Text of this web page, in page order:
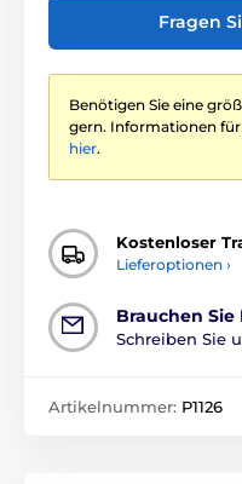
Fragen
Benötigen Sie eine
gern. Informationen
hier.
Kostenloser
Lieferoptionen ›
Brauchen Sie
Schreiben Sie
Artikelnummer: P1126